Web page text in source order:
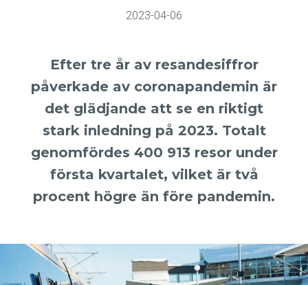
2023-04-06
Efter tre år av resandesiffror
påverkade av coronapandemin är
det glädjande att se en riktigt
stark inledning på 2023. Totalt
genomfördes 400 913 resor under
första kvartalet, vilket är två
procent högre än före pandemin.